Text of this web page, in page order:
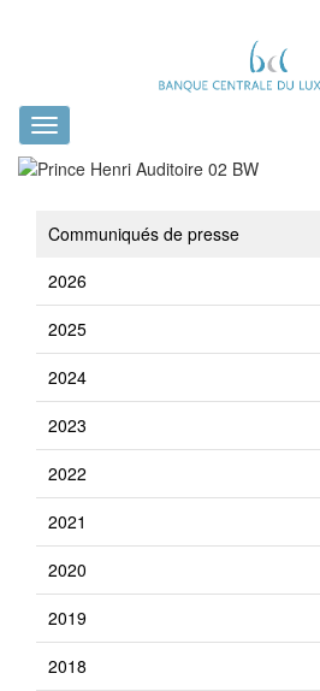
Toggle
navigation
Communiqués de presse
2026
2025
2024
2023
2022
2021
2020
2019
2018